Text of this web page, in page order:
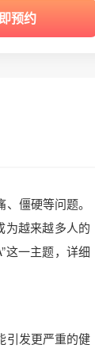
预约
僵硬等问题。
为越来越多人的
这一主题，详细
引发更严重的健